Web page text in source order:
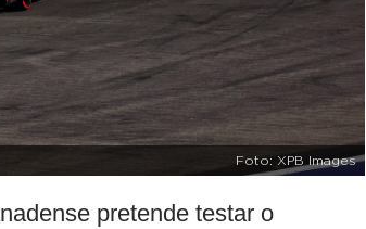
Foto: XPB Images
pretende testar o